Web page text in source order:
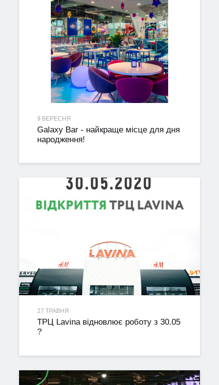
9 ВЕРЕСНЯ
Galaxy Bar - найкраще місце для дня
народження!
27 ТРАВНЯ
ТРЦ Lavina відновлює роботу з 30.05
?